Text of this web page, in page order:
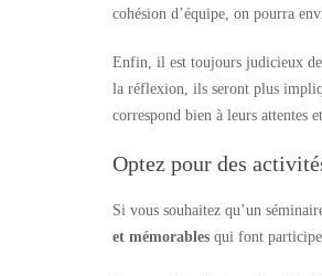
cohésion d’équipe, on pourra
Enfin, il est toujours judicieux de
la réflexion, ils seront plus
correspond bien à leurs attentes
Optez pour des
Si vous souhaitez qu’un
et mémorables qui font